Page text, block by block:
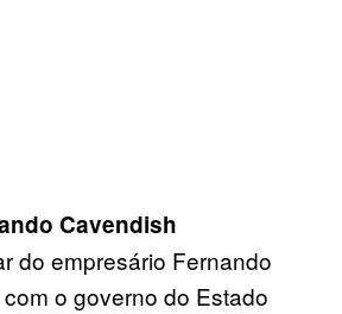
Cavendish
do empresário Fernando
o governo do Estado